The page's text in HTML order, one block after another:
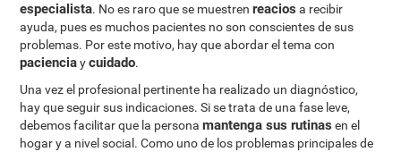
especialista. No es raro que se muestrenreacios a recibir
ayuda, pues es muchos pacientes no son conscientes de sus
problemas. Por este motivo, hay que abordar el tema con
pacienciaycuidado.
Una vez el profesional pertinente ha realizado un diagnóstico,
hay que seguir sus indicaciones. Si se trata de una fase leve,
debemos facilitar que la personamantenga sus rutinas en el
hogar y a nivel social. Como uno de los problemas principales de